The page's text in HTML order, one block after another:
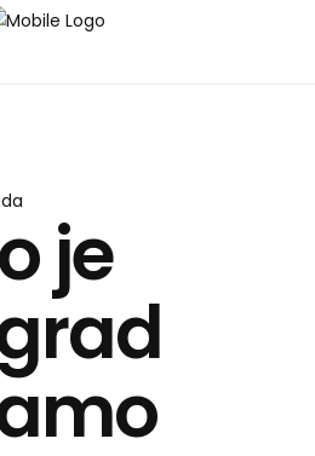
je